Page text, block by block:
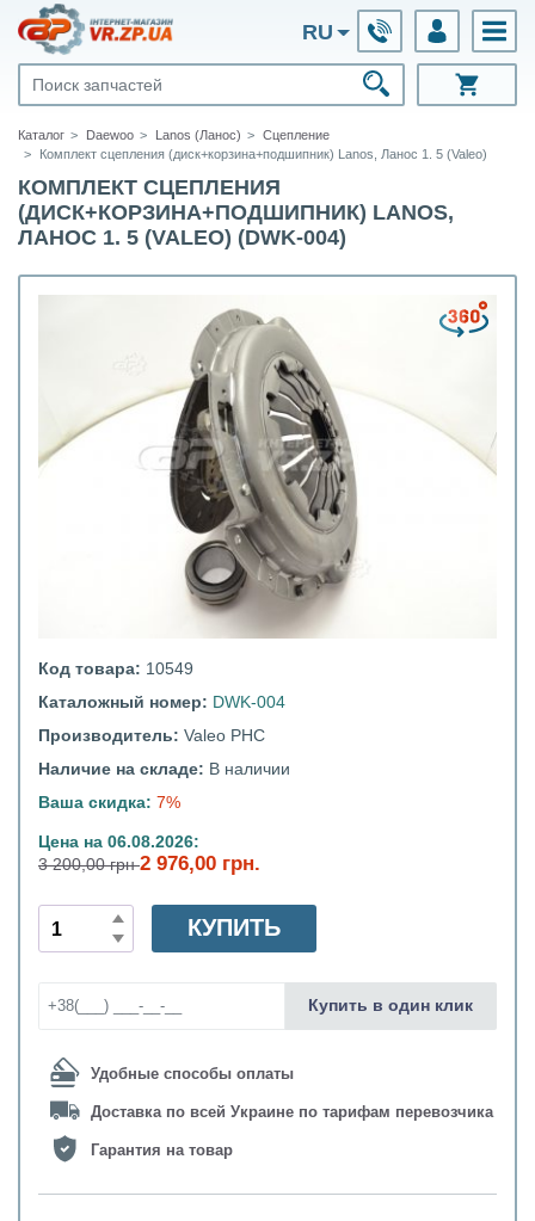
RU
Каталог Daewoo Lanos (Ланос)
Сцепление
Комплект сцепления (диск+корзина+подшипник) Lanos, Ланос 1. 5 (Valeo)
КОМПЛЕКТ СЦЕПЛЕНИЯ
(ДИСК+КОРЗИНА+ПОДШИПНИК) LANOS,
ЛАНОС 1. 5 (VALEO) (DWK-004)
Код товара: 10549
Каталожный номер: DWK-004
Производитель: Valeo PHC
Наличие на складе: В наличии
Ваша скидка: 7%
Цена на 06.08.2026:
3 200,00 грн2 976,00 грн.
Удобные способы оплаты
Доставка по всей Украине по тарифам перевозчика
Гарантия на товар
КУПИТЬ
Купить в один клик